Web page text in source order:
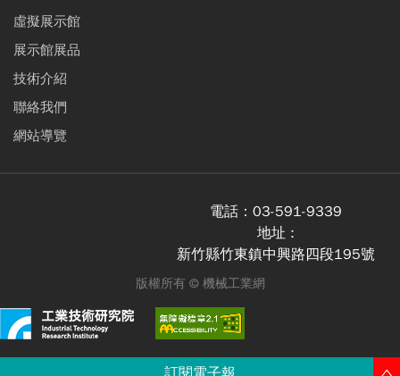
虛擬展示館
展示館展品
技術介紹
聯絡我們
網站導覽
電話： 03-591-9339
地址 :
新竹縣竹東鎮中興路四段195號
版權所有 © 機械工業網